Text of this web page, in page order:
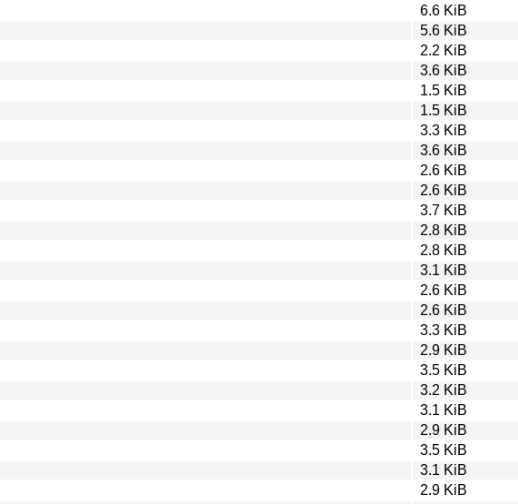
6.6 KiB
5.6 KiB
2.2 KiB
3.6 KiB
1.5 KiB
1.5 KiB
3.3 KiB
3.6 KiB
2.6 KiB
2.6 KiB
3.7 KiB
2.8 KiB
2.8 KiB
3.1 KiB
2.6 KiB
2.6 KiB
3.3 KiB
2.9 KiB
3.5 KiB
3.2 KiB
3.1 KiB
2.9 KiB
3.5 KiB
3.1 KiB
2.9 KiB